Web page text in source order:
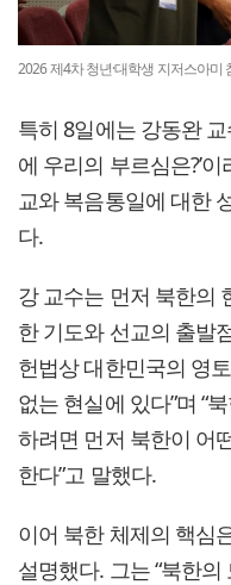
2026 제4차 청년·대학생 지저스아
특히 8일에는 강동완
에 우리의 부르심은?’
교와 복음통일에 대한
다.
강 교수는 먼저 북한의
한 기도와 선교의 출발
헌법상 대한민국의 영
없는 현실에 있다”며 “
하려면 먼저 북한이 어
한다”고 말했다.
이어 북한 체제의 핵심
설명했다. 그는 “북한